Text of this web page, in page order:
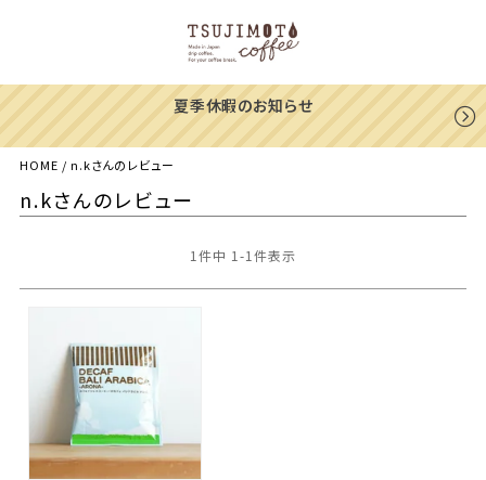
夏季休暇のお知らせ
HOME n.kさんのレビュー
n.kさんのレビュー
1件中 1 -1 件表示